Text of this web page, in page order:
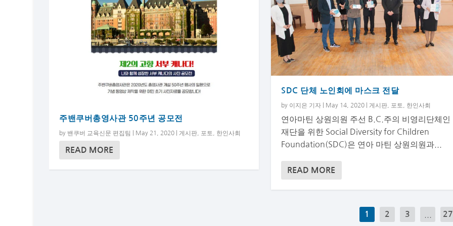
주밴쿠버총영사관 50주년 공모전
by 밴쿠버 교육신문 편집팀 May 21, 2020 게시판 포토 한인사회
READ MORE
SDC 단체 노인회에 마스크 전달
by 이지은 기자 May 14, 2020 게시판 포토 한인사회
연아마틴 상원의원 주선 B.C.주의 비영리단체인
재단을 위한 Social Diversity for Children
Foundation(SDC)은 연아 마틴 상원의원과...
READ MORE
1 2 3 27